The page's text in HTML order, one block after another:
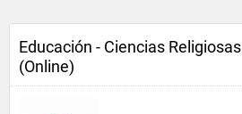
Educación - Ciencias Religiosas
(Online)